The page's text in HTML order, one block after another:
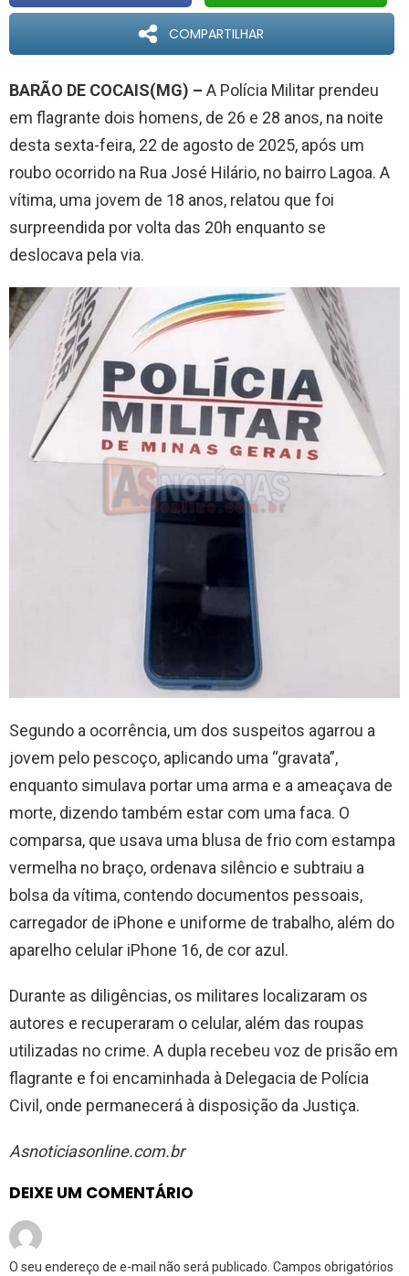
COMPARTILHAR
BARÃO DE COCAIS(MG) – A Polícia Militar prendeu
em flagrante dois homens, de 26 e 28 anos, na noite
desta sexta-feira, 22 de agosto de 2025, após um
roubo ocorrido na Rua José Hilário, no bairro Lagoa. A
vítima, uma jovem de 18 anos, relatou que foi
surpreendida por volta das 20h enquanto se
deslocava pela via.
Segundo a ocorrência, um dos suspeitos agarrou a
jovem pelo pescoço, aplicando uma “gravata”,
enquanto simulava portar uma arma e a ameaçava de
morte, dizendo também estar com uma faca. O
comparsa, que usava uma blusa de frio com estampa
vermelha no braço, ordenava silêncio e subtraiu a
bolsa da vítima, contendo documentos pessoais,
carregador de iPhone e uniforme de trabalho, além do
aparelho celular iPhone 16, de cor azul.
Durante as diligências, os militares localizaram os
autores e recuperaram o celular, além das roupas
utilizadas no crime. A dupla recebeu voz de prisão em
flagrante e foi encaminhada à Delegacia de Polícia
Civil, onde permanecerá à disposição da Justiça.
Asnoticiasonline.com.br
DEIXE UM COMENTÁRIO
O seu endereço de e-mail não será publicado. Campos obrigatórios